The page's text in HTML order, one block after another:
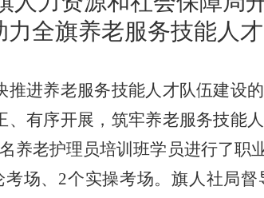
力全旗养老服务技能人
推进养老服务技能人才队伍建设
、有序开展，筑牢养老服务技能
养老护理员培训班学员进行了职
场、2个实操考场。旗人社局